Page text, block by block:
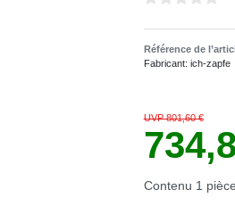
Référence de
Fabricant: ich-zapfe
UVP 801,60 €
Contenu 1 pièce